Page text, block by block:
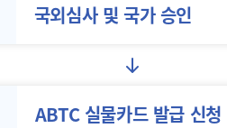
국외심사 및국가 승인
ABTC 실물카드 발급 신청